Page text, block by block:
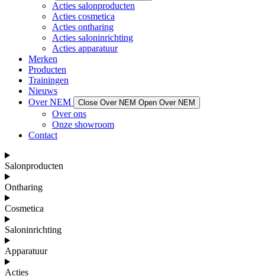
Acties salonproducten
Acties cosmetica
Acties ontharing
Acties saloninrichting
Acties apparatuur
Merken
Producten
Trainingen
Nieuws
Over NEM
Close Over NEM Open Over NEM
Over ons
Onze showroom
Contact
Salonproducten
Ontharing
Cosmetica
Saloninrichting
Apparatuur
Acties